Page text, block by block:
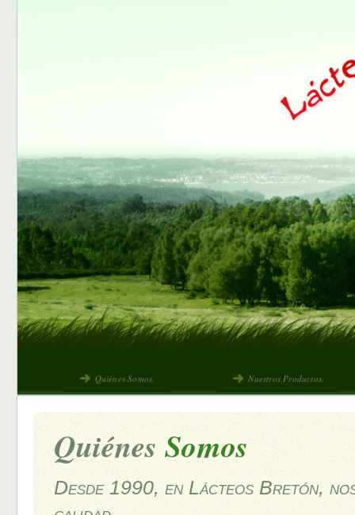
Quiénes Somos. Nuestros Productos.
Quiénes Somos
Desde 1990, en Lácteos Bretón,